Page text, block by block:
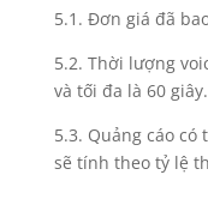
5.1. Đơn giá đã
5.2. Thời lượng
và tối đa là 60 giây.
5.3. Quảng cáo
sẽ tính theo tỷ lệ